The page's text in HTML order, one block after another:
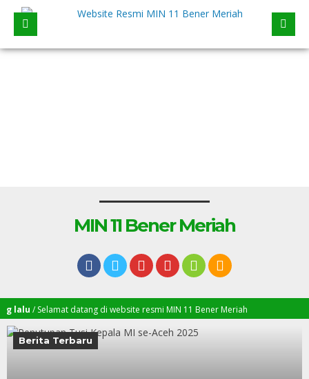
MIN 11 Bener Meriah
/ Selamat datang di website resmi MIN 11 Bener Meriah
Berita Terbaru